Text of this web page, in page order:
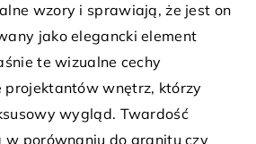
wzory i sprawiają, że jest on
jako elegancki element
te wizualne cechy
wnętrz, którzy
wygląd. Twardość
w porównaniu do granitu czy